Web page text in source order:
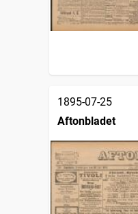
1895-07-25
Aftonbladet